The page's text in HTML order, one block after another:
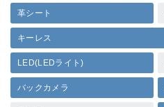
革シート
キーレス
LED(LEDライト)
バックカメラ